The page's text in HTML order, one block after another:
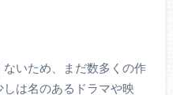
いため、まだ数多くの作
は名のあるドラマや映